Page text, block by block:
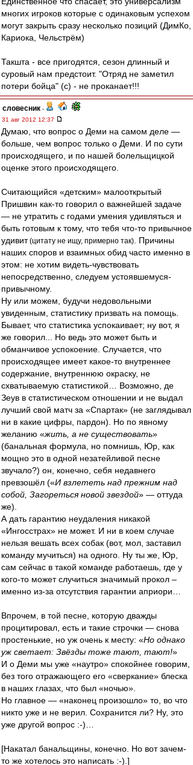
многих игроков которые с одинаковым успехом
могут закрыть сразу несколько позиций (ДимКо,
Кариока, Чельстрём)
Такшта - все пригодятся, сезон длинный и
суровый нам предстоит. "Отряд не заметил
потери бойца" (с) - не проканает!!!
словесник -
31 авг 2012 12:37
Думаю, что вопрос о Деми на самом деле —
больше, чем вопрос только о Деми. И по сути
происходящего, и по нашей болельщицкой
оценке этого происходящего.
Считающийся «детским» малооткрытый
Пришвин как-то говорил о важнейшей задаче
— не утратить с годами умения удивляться и
быть готовым к тому, что тебя что-то привычное
удивит(цитату не ищу, примерно так) . Причины
наших споров и взаимных обид часто именно в
этом: не хотим видеть-чувствовать
непосредственно, следуем устоявшемуся-
привычному.
Ну или можем, будучи недовольными
увиденным, статистику призвать на помощь.
Бывает, что статистика успокаивает; ну вот, я
же говорил... Но ведь это может быть и
обманчивое успокоение. Случается, что
происходящее имеет какое-то внутреннее
содержание, внутреннюю окраску, не
схватываемую статистикой… Возможно, де
Зеув в статистическом отношении и не выдал
лучший свой матч за «Спартак» (не заглядывал
ни в какие цифры, пардон). Но по явному
желанию «жить, а не существовать»
(банальная формула, но помнишь, Юр, как
мощно это в одной незатейливой песне
звучало?) он, конечно, себя недавнего
превзошёл («И взлететь над прежним над
собой, Загореться новой звездой» — оттуда
же).
А дать гарантию неудаления никакой
«Ингосстрах» не может. И ни в коем случае
нельзя вешать всех собак (вот, мол, заставил
команду мучиться) на одного. Ну ты же, Юр,
сам сейчас в такой команде работаешь, где у
кого-то может случиться значимый прокол –
именно из-за отсутствия гарантии априори…
Впрочем, в той песне, которую дважды
процитировал, есть и такие строчки — снова
простенькие, но уж очень к месту: «Но однако
уж светает: Звёзды тоже тают, тают!»
И о Деми мы уже «наутро» спокойнее говорим,
без того отражающего его «сверкание» блеска
в наших глазах, что был «ночью».
Но главное — «наконец произошло» то, во что
никто уже и не верил. Сохранится ли? Ну, это
уже другой вопрос :-)…
[Накатал банальщины, конечно. Но вот зачем-
то же хотелось это написать :-).]